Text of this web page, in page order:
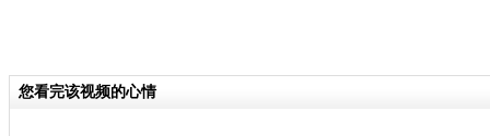
您看完该视频的心情